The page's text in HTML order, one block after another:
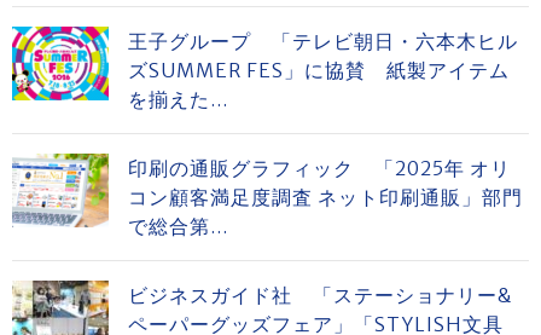
王子グループ 「テレビ朝日・六本木ヒル
ズSUMMER FES」に協賛 紙製アイテム
を揃えた...
印刷の通販グラフィック 「2025年 オリ
コン顧客満足度調査 ネット印刷通販」部門
で総合第...
ビジネスガイド社 「ステーショナリー&
ペーパーグッズフェア」「STYLISH文具